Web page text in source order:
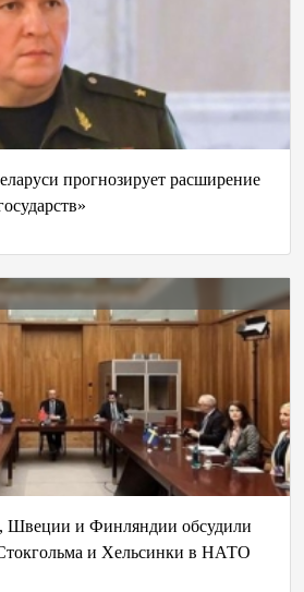
прогнозирует расширение
и Финляндии обсудили
и Хельсинки в НАТО